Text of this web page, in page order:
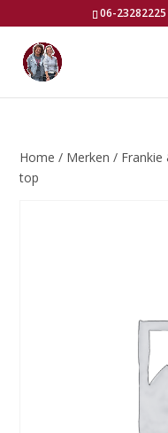
06-23282225
Home / Merken /
top